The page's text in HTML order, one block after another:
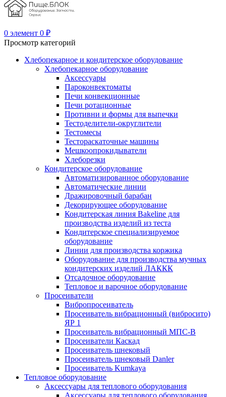
0 элемент 0 ₽
Просмотр категорий
Хлебопекарное и кондитерское оборудование
Хлебопекарное оборудование
Аксессуары
Пароконвектоматы
Печи конвекционные
Печи ротационные
Противни и формы для выпечки
Тестоделители-округлители
Тестомесы
Тестораскаточные машины
Мешкоопрокидыватели
Хлеборезки
Кондитерское оборудование
Автоматизированное оборудование
Автоматические линии
Дражировочный барабан
Декорирующее оборудование
Кондитерская линия Bakeline для
производства изделий из теста
Кондитерское специализируемое
оборудование
Линии для производства коржика
Оборудование для производства мучных
кондитерских изделий ЛАККК
Отсадочное оборудование
Тепловое и варочное оборудование
Просеиватели
Вибропросеиватель
Просеиватель вибрационный (вибросито)
ЯР 1
Просеиватель вибрационный МПС-В
Просеиватели Каскад
Просеиватель шнековый
Просеиватель шнековый Danler
Просеиватель Kumkaya
Тепловое оборудование
Аксессуары для теплового оборудования
Аксессуары для теплового оборудования